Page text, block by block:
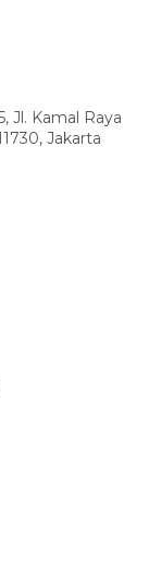
Jl. Kamal Raya
Jakarta